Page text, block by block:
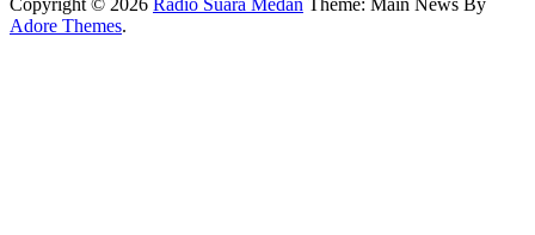
Copyright © 2026 Radio Suara Medan Theme: Main News By
Adore Themes.